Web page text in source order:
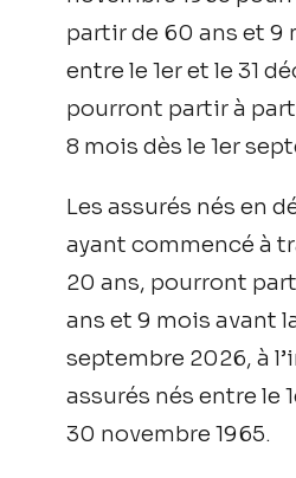
partir de 60 ans et 9
entre le 1er et le 31
pourront partir à
8 mois dès le 1er
Les assurés nés en
ayant commencé à
20 ans, pourront
ans et 9 mois avant
septembre 2026, à
assurés nés entre le
30 novembre 1965.